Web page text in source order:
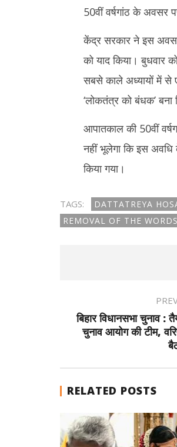
50वीं वर्षगांठ के अवसर
केंद्र सरकार ने इस अवसर
को याद किया। बुधवार
सबसे काले अध्यायों में से
‘लोकतंत्र को बंधक’ बना
आपातकाल की 50वीं
नहीं भूलेगा कि इस
किया गया।
TAGS: DATTATREYA
REMOVAL OF THE
बिहार विधानसभा चुनाव :
चुनाव आयोग की टीम,
RELATED POSTS